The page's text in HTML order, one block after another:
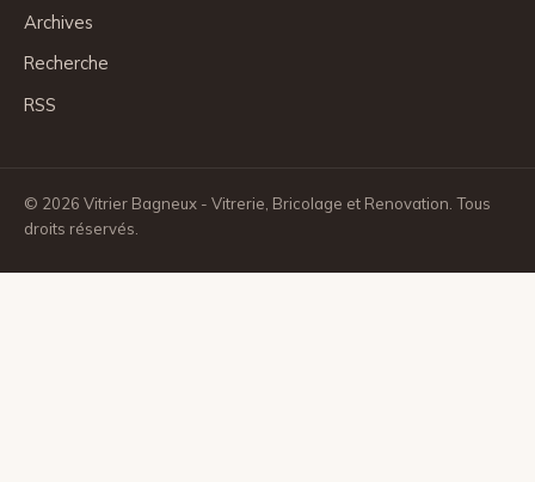
Archives
Recherche
RSS
© 2026 Vitrier Bagneux - Vitrerie, Bricolage et Renovation. Tous
droits réservés.